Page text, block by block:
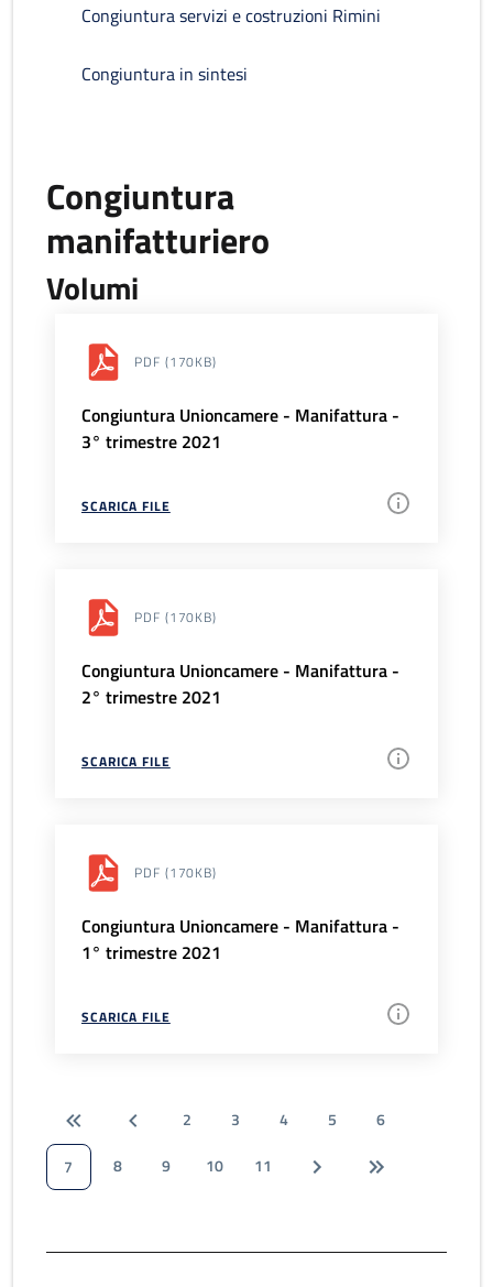
Congiuntura servizi e costruzioni Rimini
Congiuntura in sintesi
Congiuntura
manifatturiero
Volumi
PDF (170KB)
Congiuntura Unioncamere - Manifattura -
3° trimestre 2021
SCARICA FILE
PDF (170KB)
Congiuntura Unioncamere - Manifattura -
2° trimestre 2021
SCARICA FILE
PDF (170KB)
Congiuntura Unioncamere - Manifattura -
1° trimestre 2021
SCARICA FILE
2 3 4 5
6
7
8 9 10 11